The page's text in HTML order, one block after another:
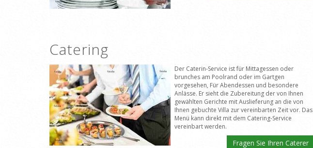
Catering
Der Caterin-Service ist für Mittagessen oder
brunches am Poolrand oder im Gartgen
vorgesehen, Für Abendessen und besondere
Anlässe. Er sieht die Zubereitung der von Ihnen
gewählten Gerichte mit Auslieferung an die von
Ihnen gebuchte Villa zur vereinbarten Zeit vor. Das
Menü kann direkt mit dem Catering-Service
vereinbart werden.
Fragen Sie Ihren Caterer